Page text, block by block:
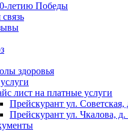
летию Победы
здоровья
лист на платные услуги
Прейскурант ул. Советская,
Прейскурант ул. Чкалова, д.